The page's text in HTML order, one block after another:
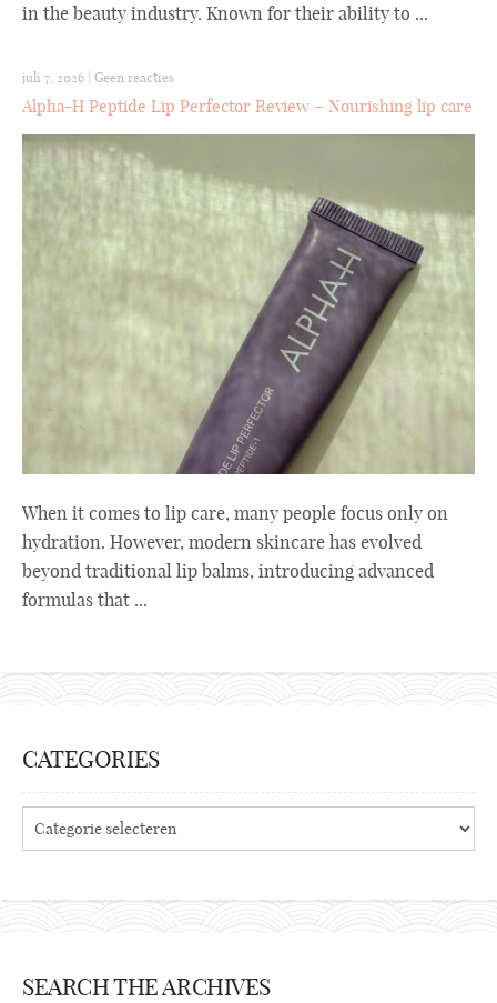
in the beauty industry. Known for their ability to ...
juli 7, 2026 | Geen reacties
Alpha-H Peptide Lip Perfector Review – Nourishing lip care
When it comes to lip care, many people focus only on
hydration. However, modern skincare has evolved
beyond traditional lip balms, introducing advanced
formulas that ...
CATEGORIES
SEARCH THE ARCHIVES